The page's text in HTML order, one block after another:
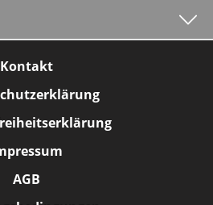
Kontakt
AGB